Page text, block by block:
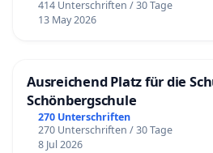
414 Unterschriften / 30 Tage
13 May 2026
Ausreichend Platz für die
Schönbergschule
270 Unterschriften
270 Unterschriften / 30 Tage
8 Jul 2026